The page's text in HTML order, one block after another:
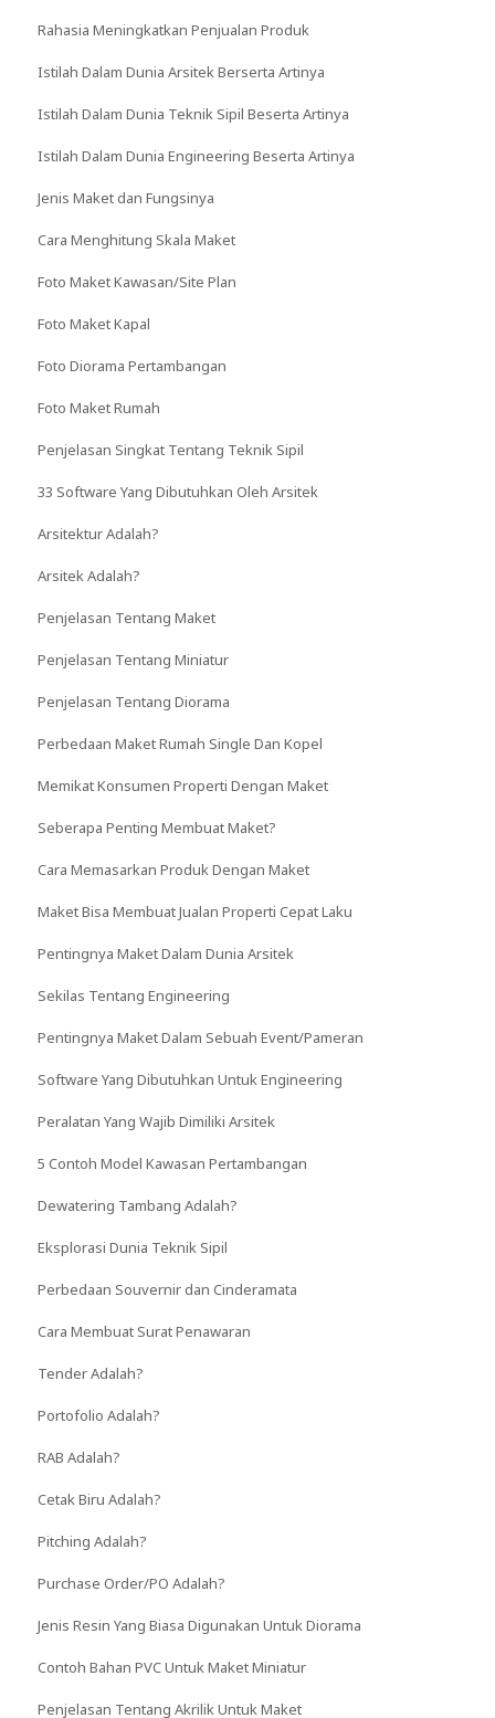
Rahasia Meningkatkan Penjualan Produk
Istilah Dalam Dunia Arsitek Berserta Artinya
Istilah Dalam Dunia Teknik Sipil Beserta Artinya
Istilah Dalam Dunia Engineering Beserta Artinya
Jenis Maket dan Fungsinya
Cara Menghitung Skala Maket
Foto Maket Kawasan/Site Plan
Foto Maket Kapal
Foto Diorama Pertambangan
Foto Maket Rumah
Penjelasan Singkat Tentang Teknik Sipil
33 Software Yang Dibutuhkan Oleh Arsitek
Arsitektur Adalah?
Arsitek Adalah?
Penjelasan Tentang Maket
Penjelasan Tentang Miniatur
Penjelasan Tentang Diorama
Perbedaan Maket Rumah Single Dan Kopel
Memikat Konsumen Properti Dengan Maket
Seberapa Penting Membuat Maket?
Cara Memasarkan Produk Dengan Maket
Maket Bisa Membuat Jualan Properti Cepat Laku
Pentingnya Maket Dalam Dunia Arsitek
Sekilas Tentang Engineering
Pentingnya Maket Dalam Sebuah Event/Pameran
Software Yang Dibutuhkan Untuk Engineering
Peralatan Yang Wajib Dimiliki Arsitek
5 Contoh Model Kawasan Pertambangan
Dewatering Tambang Adalah?
Eksplorasi Dunia Teknik Sipil
Perbedaan Souvernir dan Cinderamata
Cara Membuat Surat Penawaran
Tender Adalah?
Portofolio Adalah?
RAB Adalah?
Cetak Biru Adalah?
Pitching Adalah?
Purchase Order/PO Adalah?
Jenis Resin Yang Biasa Digunakan Untuk Diorama
Contoh Bahan PVC Untuk Maket Miniatur
Penjelasan Tentang Akrilik Untuk Maket